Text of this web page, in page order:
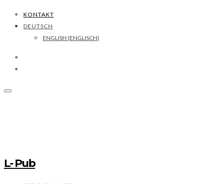
KONTAKT
DEUTSCH
ENGLISH (ENGLISCH)
L- Pub